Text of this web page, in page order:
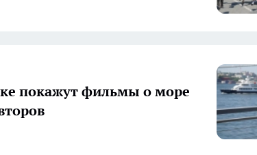
покажут фильмы о море